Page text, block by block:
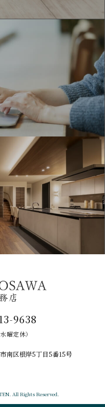
9638
曜定休）
南区根岸5丁目5番15号
All Rights Reserved.